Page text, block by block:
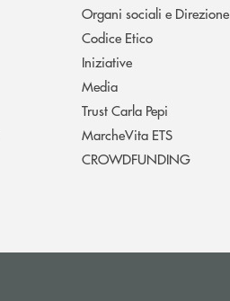
Organi sociali e Direzione
Codice Etico
Iniziative
Media
Trust Carla Pepi
MarcheVita ETS
CROWDFUNDING